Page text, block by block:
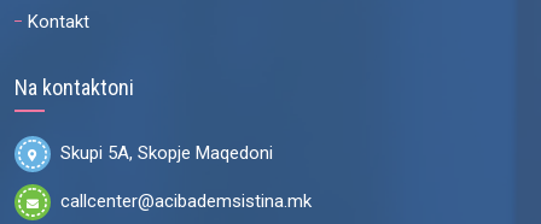
Kontakt
Na kontaktoni
Skupi 5A, Skopje Maqedoni
callcenter@acibademsistina.mk